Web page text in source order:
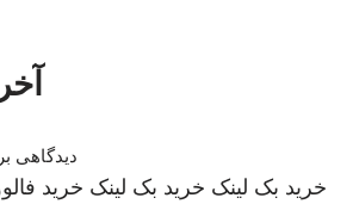
دیدگاهی
خرید بک لینک خرید بک لینک خرید